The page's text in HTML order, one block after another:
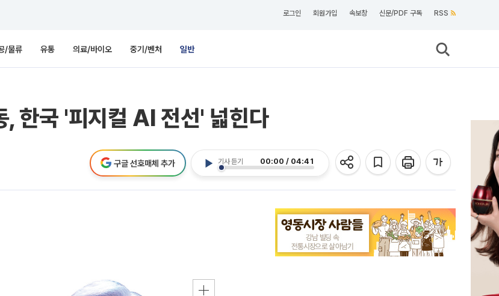
로그인 회원가입 속보창 신문/PDF 구독 RSS
/물류 유통 의료/바이오 중기/벤처 일반
한국 '피지컬 AI 전선' 넓힌다
기사 듣기 00:00 / 04:41
구글 선호매체 추가